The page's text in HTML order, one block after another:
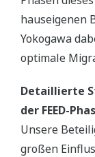
hauseigenen
Yokogawa
optimale
Detaillierte
der FEED-
Unsere
großen